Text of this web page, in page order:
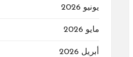
يونيو 2026
مايو 2026
أبريل 2026